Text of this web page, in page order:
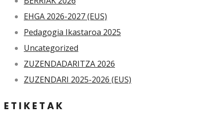
EHGA 2026-2027 (EUS)
Pedagogia Ikastaroa 2025
Uncategorized
ZUZENDADARITZA 2026
ZUZENDARI 2025-2026 (EUS)
ETIKETAK